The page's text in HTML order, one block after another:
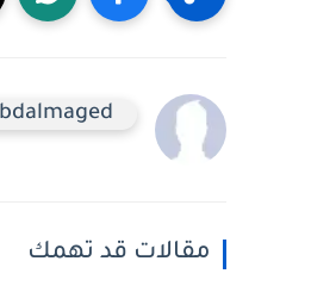
مقالات قد تهمك